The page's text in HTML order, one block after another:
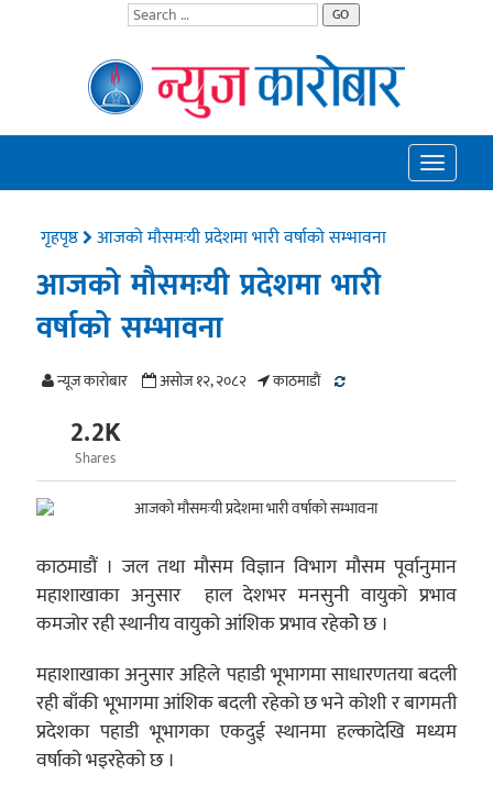
GO
Toggle
गृहपृष्ठ आजको मौसमःयी प्रदेशमा भारी वर्षाको सम्भावना
आजको मौसमःयी प्रदेशमा भारी
वर्षाको सम्भावना
न्यूज काराेबार असोज १२, २०८२ काठमाडाैं
2.2K
Shares
काठमाडौं । जल तथा मौसम विज्ञान विभाग मौसम पूर्वानुमान
महाशाखाका अनुसार हाल देशभर मनसुनी वायुको प्रभाव
कमजोर रही स्थानीय वायुको आंशिक प्रभाव रहेकोे छ ।
महाशाखाका अनुसार अहिले पहाडी भूभागमा साधारणतया बदली
रही बाँकी भूभागमा आंशिक बदली रहेको छ भने कोशी र बागमती
प्रदेशका पहाडी भूभागका एकदुई स्थानमा हल्कादेखि मध्यम
वर्षाको भइरहेको छ ।